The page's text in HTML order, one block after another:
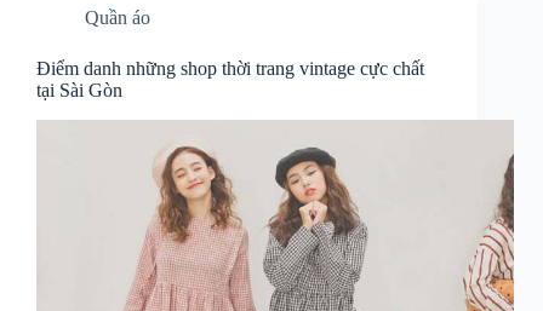
Quần áo
Điểm danh những shop thời trang vintage cực chất
tại Sài Gòn